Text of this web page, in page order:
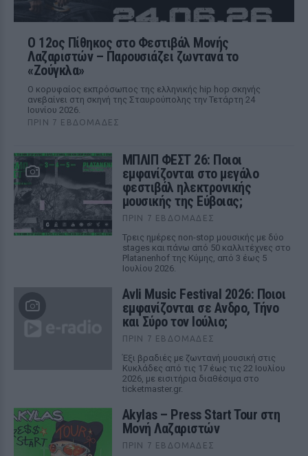
Ο 12ος Πίθηκος στο Φεστιβάλ Μονής
Λαζαριστών – Παρουσιάζει ζωντανά το
«Ζούγκλα»
Ο κορυφαίος εκπρόσωπος της ελληνικής hip hop σκηνής
ανεβαίνει στη σκηνή της Σταυρούπολης την Τετάρτη 24
Ιουνίου 2026.
ΠΡΙΝ 7 ΕΒΔΟΜΆΔΕΣ
ΜΠΛΙΠ ΦΕΣΤ 26: Ποιοι
εμφανίζονται στο μεγάλο
φεστιβάλ ηλεκτρονικής
μουσικής της Εύβοιας;
ΠΡΙΝ 7 ΕΒΔΟΜΆΔΕΣ
Τρεις ημέρες non-stop μουσικής με δύο
stages και πάνω από 50 καλλιτέχνες στο
Platanenhof της Κύμης, από 3 έως 5
Ιουλίου 2026.
Avli Music Festival 2026: Ποιοι
εμφανίζονται σε Ανδρο, Τήνο
και Σύρο τον Ιούλιο;
ΠΡΙΝ 7 ΕΒΔΟΜΆΔΕΣ
Έξι βραδιές με ζωντανή μουσική στις
Κυκλάδες από τις 17 έως τις 22 Ιουλίου
2026, με εισιτήρια διαθέσιμα στο
ticketmaster.gr.
Akylas – Press Start Tour στη
Μονή Λαζαριστών
ΠΡΙΝ 7 ΕΒΔΟΜΆΔΕΣ